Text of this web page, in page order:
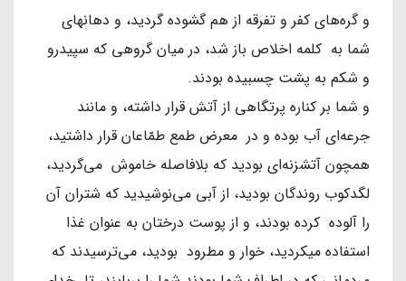
و گره‌های کفر و تفرقه از هم گشوده گردید، و دهانهای
شما به کلمه اخلاص باز شد، در میان گروهی که سپیدرو
و شکم به پشت چسبیده بودند.
و شما بر کناره پرتگاهی از آتش قرار داشته، و مانند
جرعه‌ای آب بوده و در معرض طمع طمّاعان قرار داشتید،
همچون آتشزنه‌ای بودید که بلافاصله خاموش می‌گردید،
لگدکوب روندگان بودید، از آبی می‌نوشیدید که شتران آن
را آلوده کرده بودند، و از پوست درختان به عنوان غذا
استفاده میکردید، خوار و مطرود بودید، می‌ترسیدند که